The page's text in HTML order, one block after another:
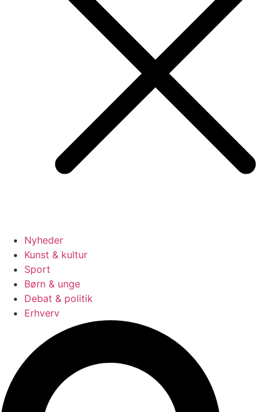
Nyheder
Kunst & kultur
Sport
Børn & unge
Debat & politik
Erhverv